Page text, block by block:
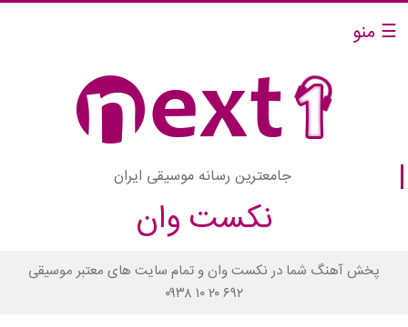
☰ منو
جامعترین رسانه موسیقی ایران
نکست وان
پخش آهنگ شما در نکست وان و تمام سایت های معتبر موسیقی
۰۹۳۸ ۱۰ ۲۰ ۶۹۲